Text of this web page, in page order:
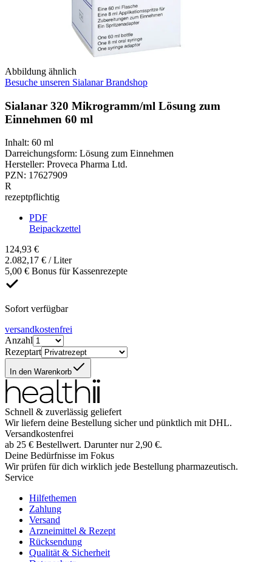
Abbildung ähnlich
Besuche unseren Sialanar Brandshop
Sialanar 320 Mikrogramm/ml Lösung zum
Einnehmen 60 ml
Inhalt: 60 ml
Darreichungsform: Lösung zum Einnehmen
Hersteller: Proveca Pharma Ltd.
PZN: 17627909
R
rezeptpflichtig
PDF
Beipackzettel
124,93 €
2.082,17 € / Liter
5,00 € Bonus für Kassenrezepte
Sofort verfügbar
versandkostenfrei
Anzahl
Rezeptart
In den Warenkorb
Schnell & zuverlässig geliefert
Wir liefern deine Bestellung sicher und pünktlich mit DHL.
Versandkostenfrei
ab 25 € Bestellwert. Darunter nur 2,90 €.
Deine Bedürfnisse im Fokus
Wir prüfen für dich wirklich jede Bestellung pharmazeutisch.
Service
Hilfethemen
Zahlung
Versand
Arzneimittel & Rezept
Rücksendung
Qualität & Sicherheit